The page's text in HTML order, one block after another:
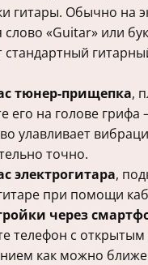
гитары. Обычно на
слово «Guitar» или
стандартный
тюнер-прищепка,
его на голове грифа
улавливает
точно.
электрогитара,
при помощи
через
телефон с открытым
как можно ближе